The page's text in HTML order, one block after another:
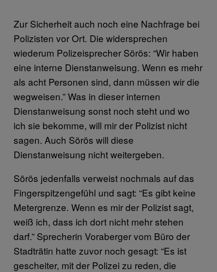
Zur Sicherheit auch noch eine Nachfrage bei
Polizisten vor Ort. Die widersprechen
wiederum Polizeisprecher Sörös: “Wir haben
eine interne Dienstanweisung. Wenn es mehr
als acht Personen sind, dann müssen wir die
wegweisen.” Was in dieser internen
Dienstanweisung sonst noch steht und wo
ich sie bekomme, will mir der Polizist nicht
sagen. Auch Sörös will diese
Dienstanweisung nicht weitergeben.
Sörös jedenfalls verweist nochmals auf das
Fingerspitzengefühl und sagt: “Es gibt keine
Metergrenze. Wenn es mir der Polizist sagt,
weiß ich, dass ich dort nicht mehr stehen
darf.” Sprecherin Voraberger vom Büro der
Stadträtin hatte zuvor noch gesagt: “Es ist
gescheiter, mit der Polizei zu reden, die